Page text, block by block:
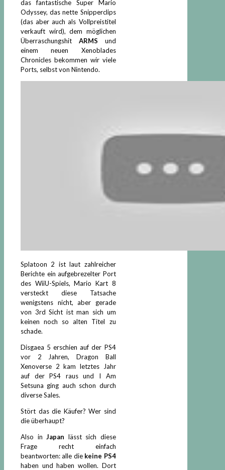
das fantastische Super Mario
Odyssey, das nette Snipperclips
(das aber auch als Vollpreistitel
verkauft wird), dem möglichen
Überraschungshit ARMS und
einem neuen Xenoblades
Chronicles bekommen wir viele
Ports, selbst von Nintendo.
Splatoon 2 ist laut zahlreicher
Berichte ein aufgebrezelter Port
des WiiU-Spiels, Mario Kart 8
versteckt diese Tatsache
wenigstens nicht, aber gerade
von 3rd Sicht ist man sich um
keinen noch so alten Titel zu
schade.
Disgaea 5 erschien auf der PS4
vor 2 Jahren, Dragon Ball
Xenoverse 2 kam letztes Jahr
auf der PS4 raus und I Am
Setsuna ging auch schon durch
diverse Sales.
Stört das die Käufer? Wer sind
die überhaupt?
Also in Japan lässt sich diese
Frage recht einfach
beantworten: alle die keine PS4
haben und haben wollen. Dort